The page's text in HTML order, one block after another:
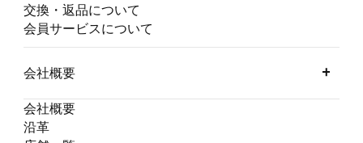
交換・返品について
会員サービスについて
会社概要
会社概要
沿革